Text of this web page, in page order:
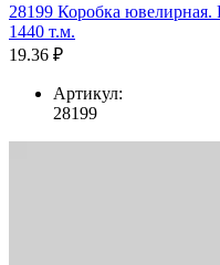
28199 Коробка
1440 т.м.
19.36 ₽
Артикул:
28199